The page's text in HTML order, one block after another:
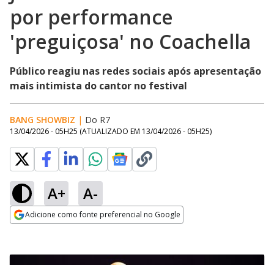
por performance
'preguiçosa' no Coachella
Público reagiu nas redes sociais após apresentação
mais intimista do cantor no festival
BANG SHOWBIZ | Do R7
13/04/2026 - 05H25 (ATUALIZADO EM 13/04/2026 - 05H25)
A+ A-
Adicione como fonte preferencial no Google